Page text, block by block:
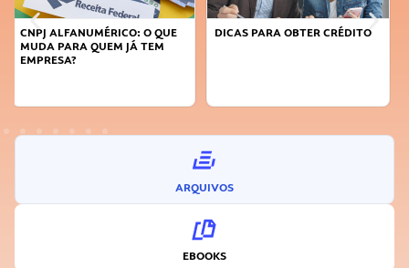
DICAS PARA OBTER CRÉDITO
FAÇA A DIFERENÇA: SEJA
ARQUIVOS
EBOOKS